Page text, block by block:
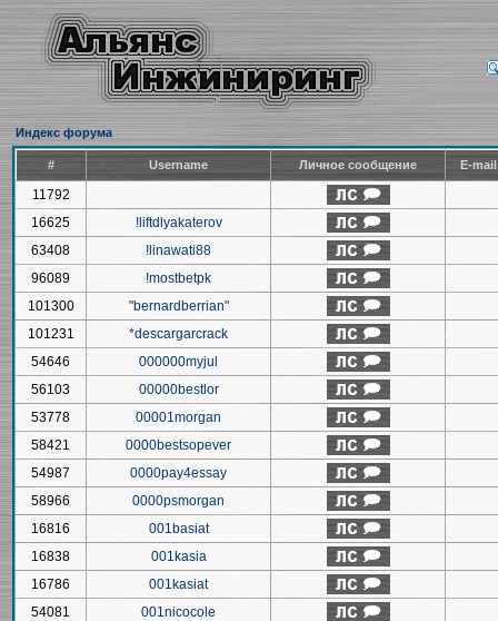
Индекс форума
# Username Личное сообщение E-
11792
16625
!liftdlyakaterov
63408
!linawati88
96089
!mostbetpk
101300
"bernardberrian"
101231
*descargarcrack
54646
000000myjul
56103
00000bestlor
53778
00001morgan
58421
0000bestsopever
54987
0000pay4essay
58966
0000psmorgan
16816
001basiat
16838
001kasia
16786
001kasiat
54081
001nicocole